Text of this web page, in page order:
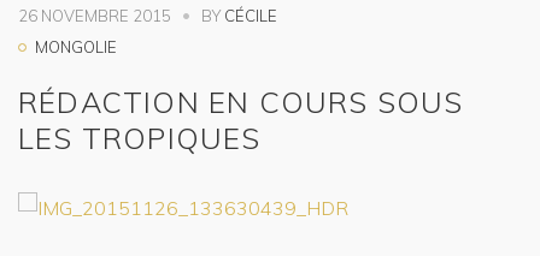
26 NOVEMBRE 2015 BY CÉCILE
MONGOLIE
RÉDACTION EN COURS SOUS
LES TROPIQUES